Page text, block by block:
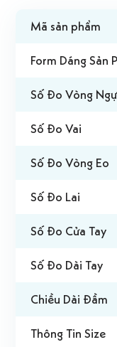
Mã sản phẩm
Form Dáng Sản
Số Đo Vòng
Số Đo Vai
Số Đo Vòng Eo
Số Đo Lai
Số Đo Cửa Tay
Số Đo Dài Tay
Chiều Dài Đầm
Thông Tin Size